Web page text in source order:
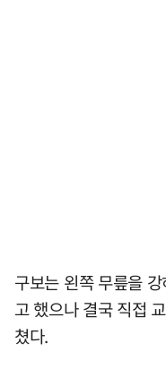
구보는 왼쪽 무릎을
고 했으나 결국 직접
쳤다.